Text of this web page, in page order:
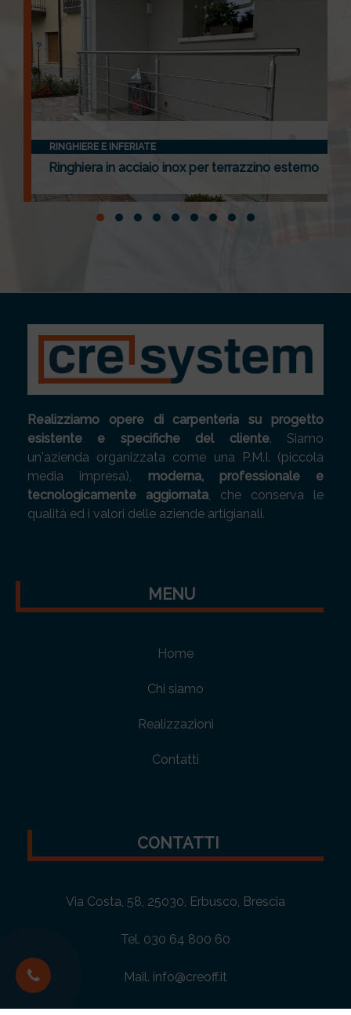
RINGHIERE E INFERIATE
Ringhiera in acciaio inox per terrazzino esterno
Realizziamo opere di carpenteria su progetto
esistente e specifiche del cliente. Siamo
un'azienda organizzata come una P.M.I. (piccola
media impresa), moderna, professionale e
tecnologicamente aggiornata, che conserva le
qualità ed i valori delle aziende artigianali.
MENU
Home
Chi siamo
Realizzazioni
Contatti
CONTATTI
Via Costa, 58, 25030, Erbusco, Brescia
Tel. 030 64 800 60
Mail. info@creoff.it